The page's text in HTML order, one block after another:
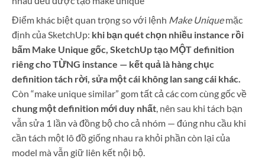
Điểm khác biệt quan trọng so với lệnh Make Uniquemặc
định của SketchUp: khi bạn quét chọn nhiều instance rồi
bấm Make Unique gốc, SketchUp tạo MỘT definition
riêng cho TỪNG instance — kết quả là hàng chục
definition tách rời, sửa một cái không lan sang cái khác.
Còn “make unique similar” gom tất cả các com cùng gốc về
chung một definition mới duy nhất , nên sau khi tách bạn
vẫn sửa 1 lần và đồng bộ cho cả nhóm — đúng nhu cầu khi
cần tách một lô đồ giống nhau ra khỏi phần còn lại của
model mà vẫn giữ liên kết nội bộ.